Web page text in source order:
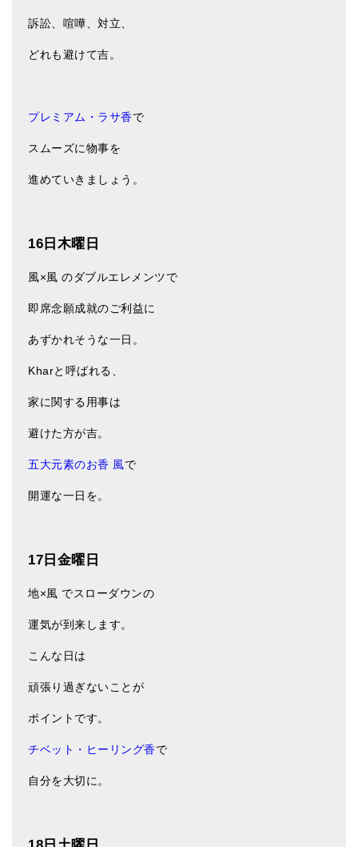
訴訟、喧嘩、対立、
どれも避けて吉。
プレミアム・ラサ香で
スムーズに物事を
進めていきましょう。
16日木曜日
風×風 のダブルエレメンツで
即席念願成就のご利益に
あずかれそうな一日。
Kharと呼ばれる、
家に関する用事は
避けた方が吉。
五大元素のお香 風で
開運な一日を。
17日金曜日
地×風 でスローダウンの
運気が到来します。
こんな日は
頑張り過ぎないことが
ポイントです。
チベット・ヒーリング香で
自分を大切に。